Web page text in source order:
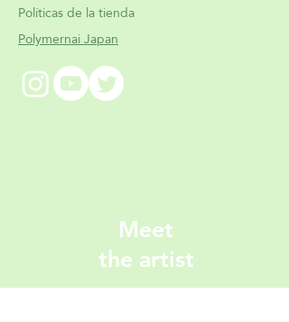
Políticas de la tienda
Polymernai Japan
Meet
the artist